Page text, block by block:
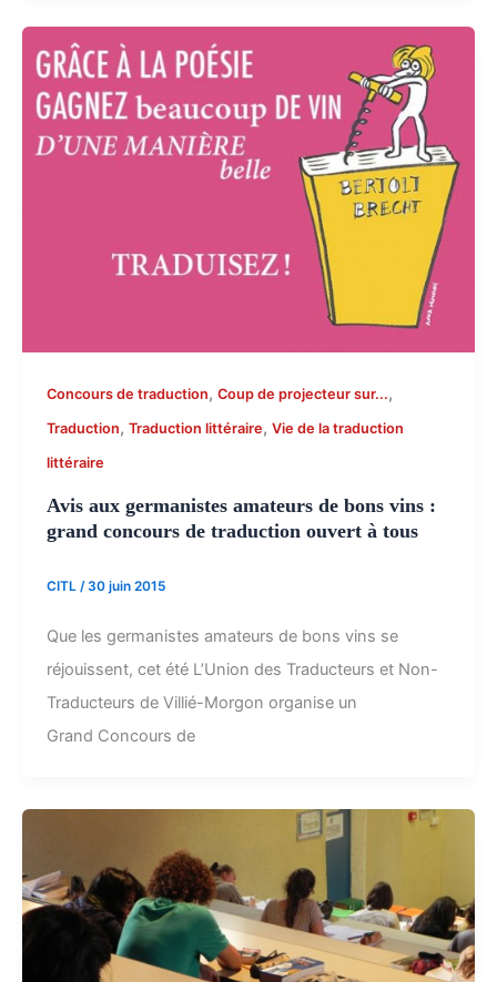
Concours de traduction, Coup de projecteur sur...,
Traduction, Traduction littéraire, Vie de la traduction
littéraire
Avis aux germanistes amateurs de bons vins :
grand concours de traduction ouvert à tous
CITL /30 juin 2015
Que les germanistes amateurs de bons vins se
réjouissent, cet été L’Union des Traducteurs et Non-
Traducteurs de Villié-Morgon organise un
Grand Concours de